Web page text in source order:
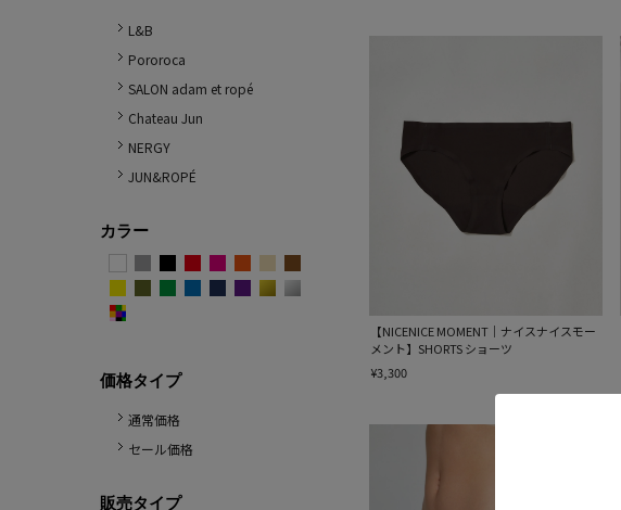
L&B
Pororoca
SALON adam et ropé
Chateau Jun
NERGY
JUN&ROPÉ
カラー
価格タイプ
通常価格
セール価格
販売タイプ
【NICENICE MOMENT｜ナイスナイスモー
メント】SHORTS ショーツ
¥3,300